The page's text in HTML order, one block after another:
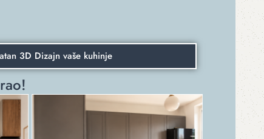
3D Dizajn vaše kuhinje